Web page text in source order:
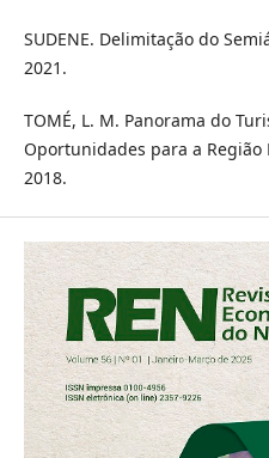
SUDENE. Delimitação do
2021.
TOMÉ, L. M. Panorama do
Oportunidades para a Região
2018.